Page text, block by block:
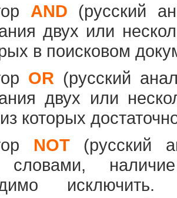
AND (русский
двух или
в поисковом
OR (русский
двух или
которых
NOT(русский
словами,